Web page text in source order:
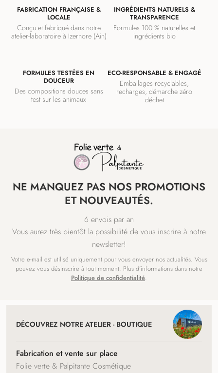
FABRICATION FRANÇAISE &
LOCALE
Conçu et fabriqué dans notre
atelier-laboratoire à Izernore (Ain)
INGRÉDIENTS NATURELS &
TRANSPARENCE
Formules 100 % naturelles et
ingrédients bio
FORMULES TESTÉES EN
DOUCEUR
Des compositions douces sans
test sur les animaux
ECO-RESPONSABLE & ENGAGÉ
Emballages recyclables,
recharges, démarche zéro
déchet
NE MANQUEZ PAS NOS PROMOTIONS
ET NOUVEAUTÉS.
6 envois par an
Vous aurez très bientôt la possibilité de vous inscrire à notre
newsletter!
Votre e-mail est utilisé uniquement pour vous envoyer nos actualités. Vous
pouvez vous désinscrire à tout moment. Plus d’informations dans notre
Politique de confidentialité.
DÉCOUVREZ NOTRE ATELIER - BOUTIQUE
Fabrication et vente sur place
Folie verte & Palpitante Cosmétique